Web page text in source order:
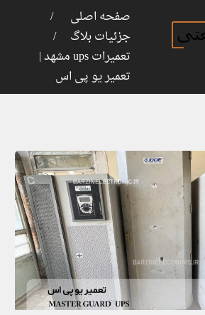
ورود
صفحه اصلی
جزئیات بلاگ
تعمیرات ups مشهد |
تعمیر یو پی اس